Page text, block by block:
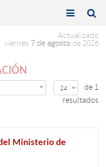
Toggle

Toggle

Actualizado
viernes 7 de agosto de 2026
 24 
de 1
resultados
Ministerio de